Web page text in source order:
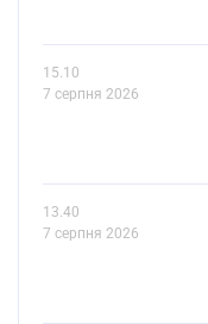
15.10
7 серпня 2026
13.40
7 серпня 2026